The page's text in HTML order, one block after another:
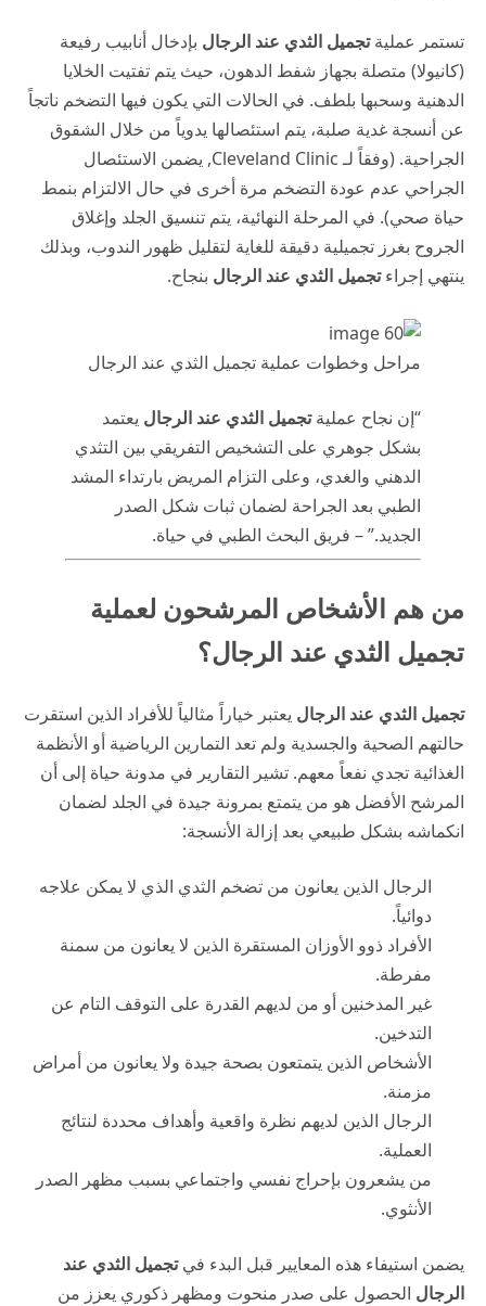
تستمر عمليةتجميل الثدي عند الرجال بإدخال أنابيب رفيعة
(كانيولا) متصلة بجهاز شفط الدهون، حيث يتم تفتيت الخلايا
الدهنية وسحبها بلطف. في الحالات التي يكون فيها التضخم ناتجاً
عن أنسجة غدية صلبة، يتم استئصالها يدوياً من خلال الشقوق
الجراحية. (وفقاً لـCleveland Clinic, يضمن الاستئصال
الجراحي عدم عودة التضخم مرة أخرى في حال الالتزام بنمط
حياة صحي). في المرحلة النهائية، يتم تنسيق الجلد وإغلاق
الجروح بغرز تجميلية دقيقة للغاية لتقليل ظهور الندوب، وبذلك
ينتهي إجراءتجميل الثدي عند الرجال بنجاح.
مراحل وخطوات عملية تجميل الثدي عند الرجال
“إن نجاح عمليةتجميل الثدي عند الرجال يعتمد
بشكل جوهري على التشخيص التفريقي بين التثدي
الدهني والغدي، وعلى التزام المريض بارتداء المشد
الطبي بعد الجراحة لضمان ثبات شكل الصدر
الجديد.” – فريق البحث الطبي في حياة.
من هم الأشخاص المرشحون لعملية
تجميل الثدي عند الرجال؟
تجميل الثدي عند الرجال يعتبر خياراً مثالياً للأفراد الذين استقرت
حالتهم الصحية والجسدية ولم تعد التمارين الرياضية أو الأنظمة
الغذائية تجدي نفعاً معهم. تشير التقارير في مدونة حياة إلى أن
المرشح الأفضل هو من يتمتع بمرونة جيدة في الجلد لضمان
انكماشه بشكل طبيعي بعد إزالة الأنسجة:
الرجال الذين يعانون من تضخم الثدي الذي لا يمكن علاجه
دوائياً.
الأفراد ذوو الأوزان المستقرة الذين لا يعانون من سمنة
مفرطة.
غير المدخنين أو من لديهم القدرة على التوقف التام عن
التدخين.
الأشخاص الذين يتمتعون بصحة جيدة ولا يعانون من أمراض
مزمنة.
الرجال الذين لديهم نظرة واقعية وأهداف محددة لنتائج
العملية.
من يشعرون بإحراج نفسي واجتماعي بسبب مظهر الصدر
الأنثوي.
يضمن استيفاء هذه المعايير قبل البدء فيتجميل الثدي عند
الرجال الحصول على صدر منحوت ومظهر ذكوري يعزز من